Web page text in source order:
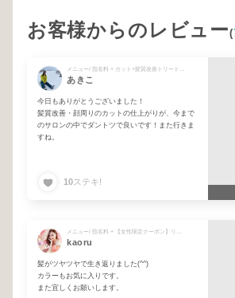
お客様からのレビュー(
あきこ
今日もありがとうございました！
髪質改善・顔周りのカットの仕上がりが、今まで
のサロンの中でダントツで良いです！また行きま
すね。
10ステキ!
kaoru
髪がツヤツヤで生き返りました(^^)
カラーもお気に入りです。
また宜しくお願いします。